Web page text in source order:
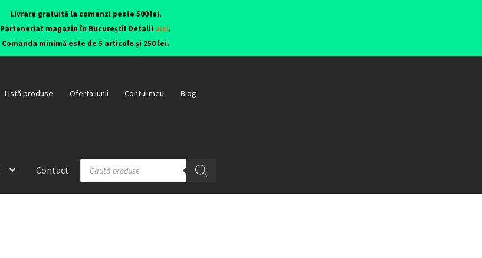
Livrare gratuită la comenzi peste 500 lei.
Parteneriat magazin în București! Detalii aici.
Comanda minimă este de 5 articole și 250 lei.
Listă produse Oferta lunii Contul meu Blog
Contact